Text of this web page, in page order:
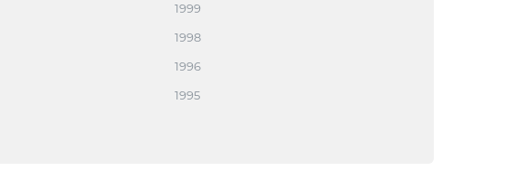
1999
1998
1996
1995